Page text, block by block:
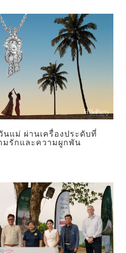
นแม่ ผ่านเครื่องประดับที่
มรักและความผูกพัน